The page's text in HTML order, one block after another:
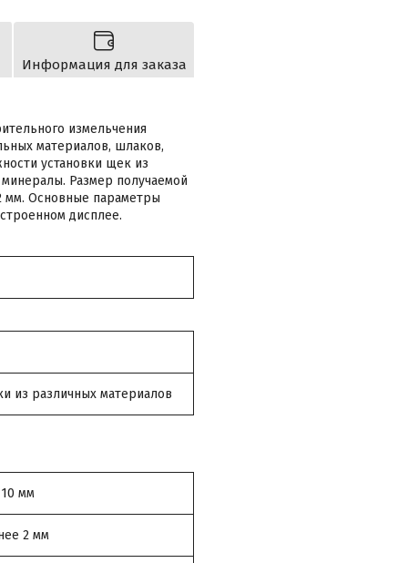
Информация для заказа
измельчения
материалов, шлаков,
установки щек из
Размер получаемой
мм. Основные параметры
дисплее.
из различных материалов
мм
2 мм